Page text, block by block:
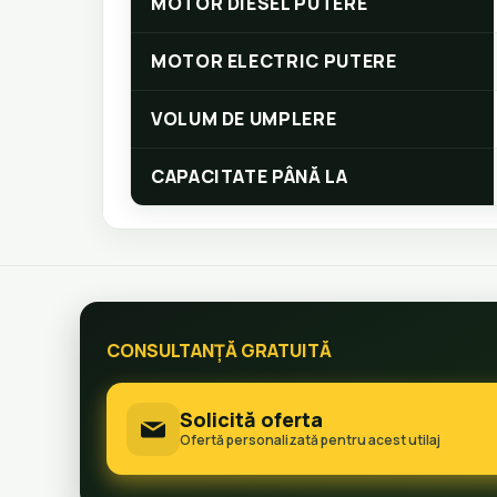
MOTOR ELECTRIC PUTERE
VOLUM DE UMPLERE
CAPACITATE PÂNĂ LA
CONSULTANȚĂ GRATUITĂ
Solicită oferta
Ofertă personalizată pentru acest utilaj